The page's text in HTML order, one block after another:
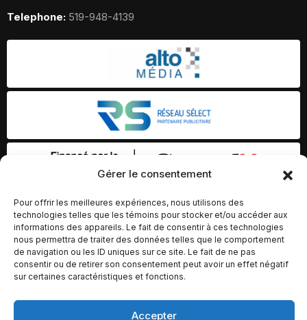
Gérer le consentement
Pour offrir les meilleures expériences, nous utilisons des
technologies telles que les témoins pour stocker et/ou accéder aux
informations des appareils. Le fait de consentir à ces technologies
nous permettra de traiter des données telles que le comportement
de navigation ou les ID uniques sur ce site. Le fait de ne pas
consentir ou de retirer son consentement peut avoir un effet négatif
sur certaines caractéristiques et fonctions.
Accepter
Telephone: 519-948-4139
© Copyright 2026 – Altomédia Inc |